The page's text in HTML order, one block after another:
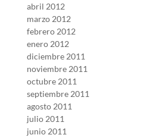
abril 2012
marzo 2012
febrero 2012
enero 2012
diciembre 2011
noviembre 2011
octubre 2011
septiembre 2011
agosto 2011
julio 2011
junio 2011